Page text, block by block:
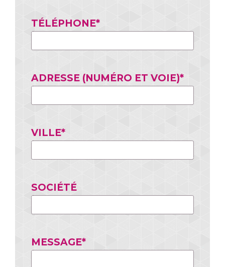
TÉLÉPHONE*
ADRESSE (NUMÉRO ET VOIE)*
VILLE*
SOCIÉTÉ
MESSAGE*